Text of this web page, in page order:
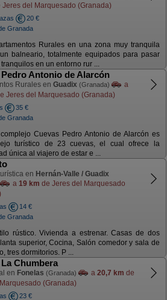
Jeres del Marquesado (Granada)
20 €
Granada
Rurales en una zona muy tranquila
balneario, totalmente equipados para pasar
en un entorno rur ...
Antonio de Alarcón
Rurales en Guadix (Granada)
a
Jeres del Marquesado (Granada)
35 €
Granada
Cuevas Pedro Antonio de Alarcón es
turístico de 23 cuevas, el cual ofrece la
única al viajero de estar e ...
en Hernán-Valle / Guadix
a 19 km de Jeres del Marquesado
14 €
Granada
rústico. Vivienda a estrenar. Casas de dos
superior, Cocina, Salón comedor y sala de
tres dormitorios. P ...
Chumbera
en Fonelas (Granada) a 20,7 km de
(Granada)
23 €